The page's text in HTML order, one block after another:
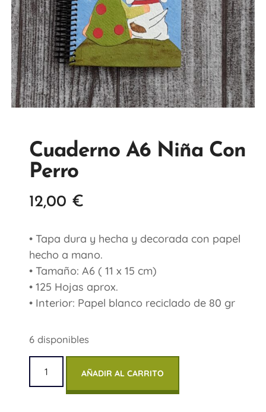
Cuaderno A6 Niña Con
Perro
12,00 €
• Tapa dura y hecha y decorada con papel
hecho a mano.
• Tamaño: A6 ( 11 x 15 cm)
• 125 Hojas aprox.
• Interior: Papel blanco reciclado de 80 gr
6 disponibles
AÑADIR AL CARRITO